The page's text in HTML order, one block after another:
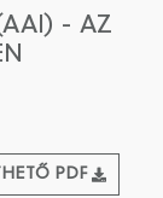
- AZ
PDF